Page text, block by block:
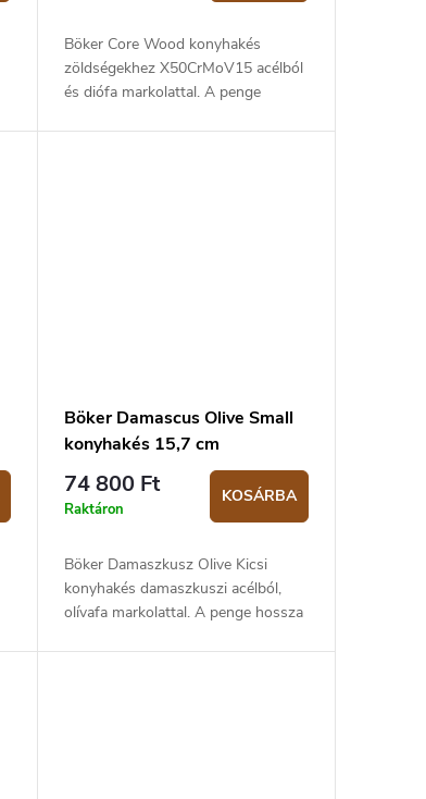
Böker Core Wood konyhakés
zöldségekhez X50CrMoV15 acélból
és diófa markolattal. A penge
Böker Damascus Olive Small
konyhakés 15,7 cm
74 800 Ft
Raktáron
KOSÁRBA
Böker Damaszkusz Olive Kicsi
konyhakés damaszkuszi acélból,
olívafa markolattal. A penge hossza